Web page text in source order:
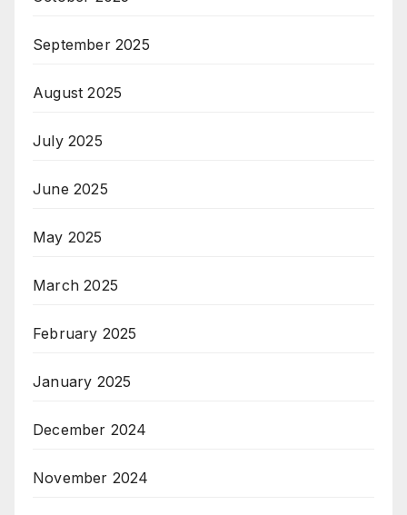
September 2025
August 2025
July 2025
June 2025
May 2025
March 2025
February 2025
January 2025
December 2024
November 2024